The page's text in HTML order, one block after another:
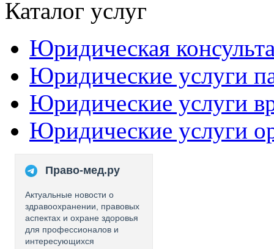
Каталог услуг
Юридическая
Юридические услуги
Юридические услуги
Юридические услуги
Право-мед.ру
Актуальные новости о
здравоохранении, правовых
аспектах и охране здоровья
для профессионалов и
интересующихся